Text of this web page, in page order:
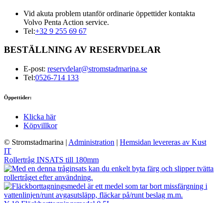
Vid akuta problem utanför ordinarie öppettider kontakta
Volvo Penta Action service.
Tel:+32 9 255 69 67
BESTÄLLNING AV RESERVDELAR
E-post: reservdelar@stromstadmarina.se
Tel:0526-714 133
Öppettider:
Klicka här
Köpvillkor
© Stromstadmarina | Administration | Hemsidan levereras av Kust
IT
Rollertråg INSATS till 180mm